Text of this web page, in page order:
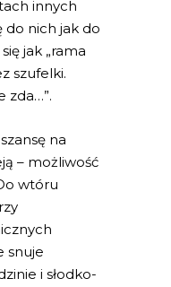
innych
do nich jak do
jak „rama
szufelki.
zda…”.
na
– możliwość
wtóru
snuje
i słodko-